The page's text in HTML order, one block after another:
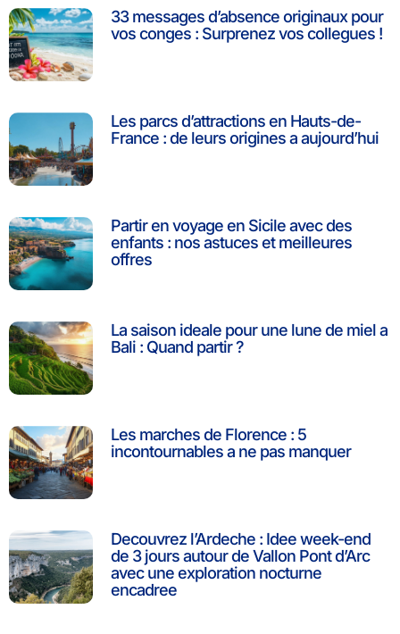
33 messages d’absence originaux pour
vos conges : Surprenez vos collegues !
Les parcs d’attractions en Hauts-de-
France : de leurs origines a aujourd’hui
Partir en voyage en Sicile avec des
enfants : nos astuces et meilleures
offres
La saison ideale pour une lune de miel a
Bali : Quand partir ?
Les marches de Florence : 5
incontournables a ne pas manquer
Decouvrez l’Ardeche : Idee week-end
de 3 jours autour de Vallon Pont d’Arc
avec une exploration nocturne
encadree